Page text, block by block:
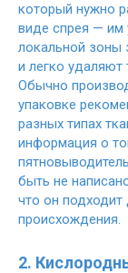
который нужно
виде спрея — им
локальной зоны
и легко удаляют
Обычно
упаковке
разных типах
информация о
быть не
что он подходит
происхождения.
2.